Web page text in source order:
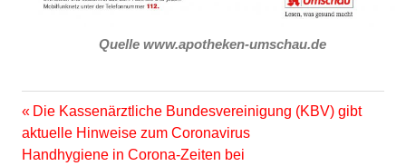
Quelle www.apotheken-umschau.de
Beitragsnavigation
Vorheriger
Beitrag:
Die Kassenärztliche Bundesvereinigung (KBV) gibt
aktuelle Hinweise zum Coronavirus
Nächster
Handhygiene in Corona-Zeiten bei